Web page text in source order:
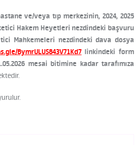
ve/veya tıp merkezinin, 2024, 2025
Hakem Heyetleri nezdindeki başvuru
Mahkemeleri nezdindeki dava dosya
BymrULUS843V71Kd7linkindeki form
mesai bitimine kadar tarafımıza